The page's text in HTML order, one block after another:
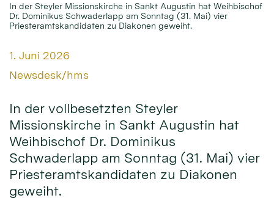
In der Steyler Missionskirche in Sankt Augustin hat Weihbischof
Dr. Dominikus Schwaderlapp am Sonntag (31. Mai) vier
Priesteramtskandidaten zu Diakonen geweiht.
Datum:
1. Juni 2026
Von:
Newsdesk/hms
In der vollbesetzten Steyler
Missionskirche in Sankt Augustin hat
Weihbischof Dr. Dominikus
Schwaderlapp am Sonntag (31. Mai) vier
Priesteramtskandidaten zu Diakonen
geweiht.